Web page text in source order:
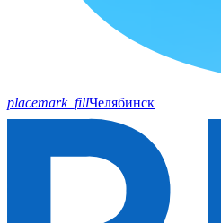
placemark_fillЧелябинск